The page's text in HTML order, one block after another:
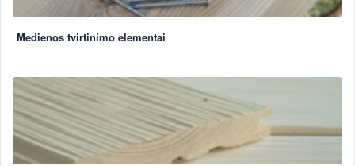
Medienos tvirtinimo elementai